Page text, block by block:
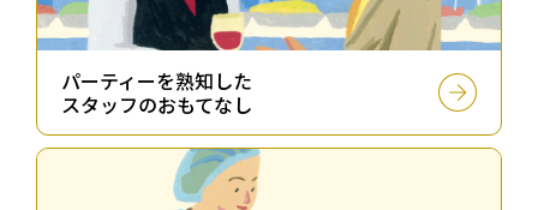
パーティーを熟知した
スタッフのおもてなし